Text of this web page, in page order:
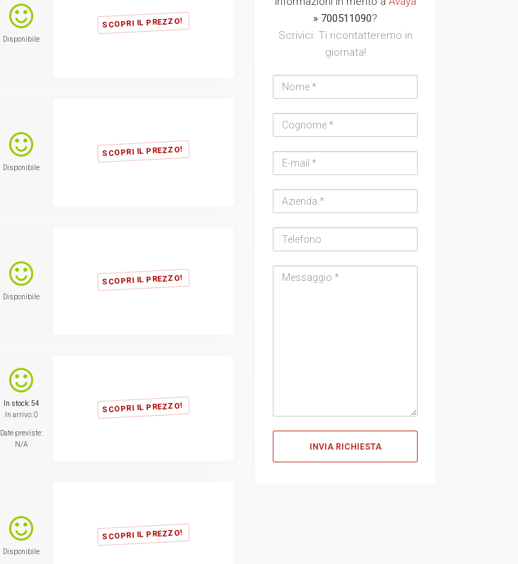
SCOPRI IL PREZZO!
Disponibile
SCOPRI IL PREZZO!
Disponibile
SCOPRI IL PREZZO!
Disponibile
SCOPRI IL PREZZO!
In stock: 54
In arrivo: 0
Date previste:
N/A
SCOPRI IL PREZZO!
Disponibile
» 700511090?
Scrivici. Ti ricontatteremo in
giornata!